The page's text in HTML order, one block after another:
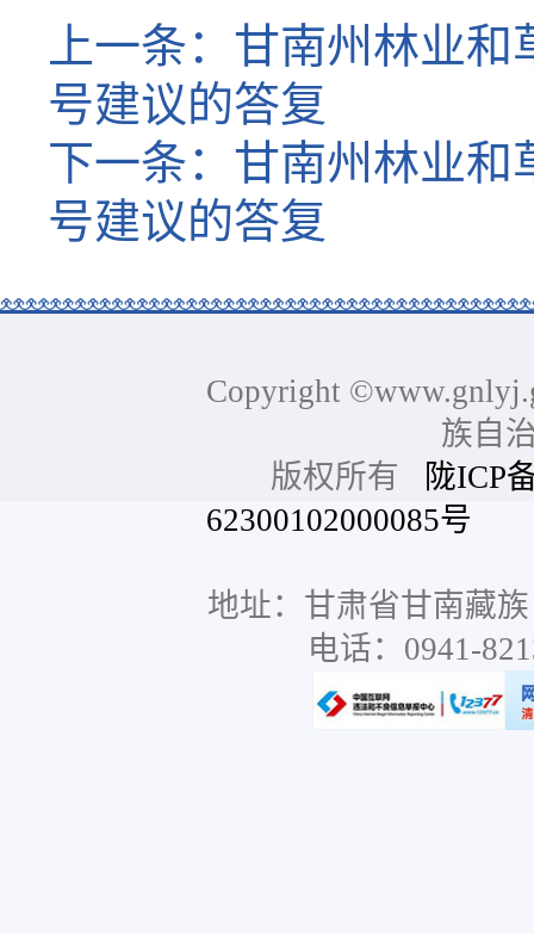
上一条： 甘南州林业和
号建议的答复
下一条： 甘南州林业和
号建议的答复
Copyright
族自
版权所有
陇ICP
62300102000085号
地址：甘肃省甘南藏
电话：0941-